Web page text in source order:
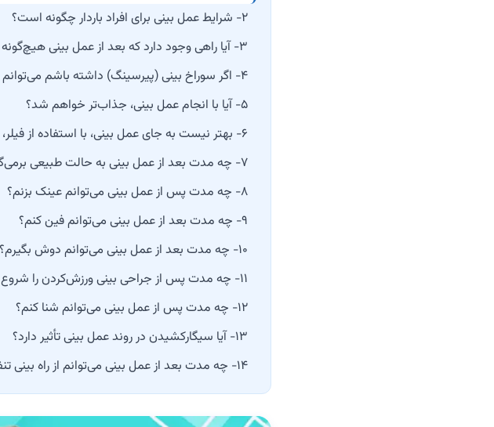
۲- شرایط عمل بینی برای افراد باردار چگونه است؟
۳- آیا راهی وجود دارد که بعد از عمل بینی هیچ‌گونه جای زخمی باقی نماند؟
۴- اگر سوراخ بینی (پیرسینگ) داشته باشم می‌توانم عمل بینی انجام دهم؟
۵- آیا با انجام عمل بینی، جذاب‌تر خواهم شد؟
۶- بهتر نیست به جای عمل بینی، با استفاده از فیلر، بینی خود را اصلاح کنم؟
۷- چه مدت بعد از عمل بینی به حالت طبیعی برمی‌گردم؟
۸- چه مدت پس از عمل بینی می‌توانم عینک بزنم؟
۹- چه مدت بعد از عمل بینی می‌توانم فین کنم؟
۱۰- چه مدت بعد از عمل بینی می‌توانم دوش بگیرم؟
۱۱- چه مدت پس از جراحی بینی ورزش‌کردن را شروع کنم؟
۱۲- چه مدت پس از عمل بینی می‌توانم شنا کنم؟
۱۳- آیا سیگارکشیدن در روند عمل بینی تأثیر دارد؟
۱۴- چه مدت بعد از عمل بینی می‌توانم از راه بینی تنفس کنم؟